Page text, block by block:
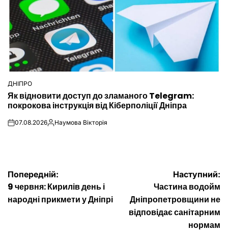
ОПУБЛІКУВАТИ
У
ДНІПРО
Як відновити доступ до зламаного Telegram:
покрокова інструкція від Кіберполіції Дніпра
on07.08.2026Опубліковано
Наумова Вікторія
Навігація
записів
Попередній:
9 червня: Кирилів день і
народні прикмети у Дніпрі
Наступний:
Частина водойм
Дніпропетровщини не
відповідає санітарним
нормам